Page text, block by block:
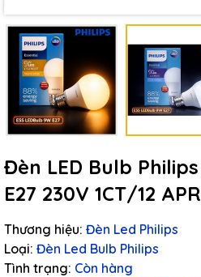
Đèn LED Bulb Philips
E27 230V 1CT/12 APR
Thương hiệu: Đèn Led Philips
Loại: Đèn Led Bulb Philips
Tình trạng: Còn hàng